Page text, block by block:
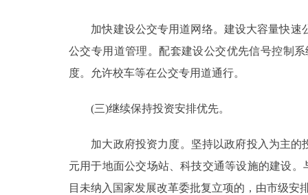
加快建设公交专用道网络。建设大容量快速
公交专用道管理。配套建设公交优先信号控制
度。允许校车等在公交专用道通行。
(三)继续保持投资安排优先。
加大政府投资力度。坚持以政府投入为主的
元用于地面公交场站、科技交通等设施的建设
目未纳入国家发展改革委批复立项的，由市级安